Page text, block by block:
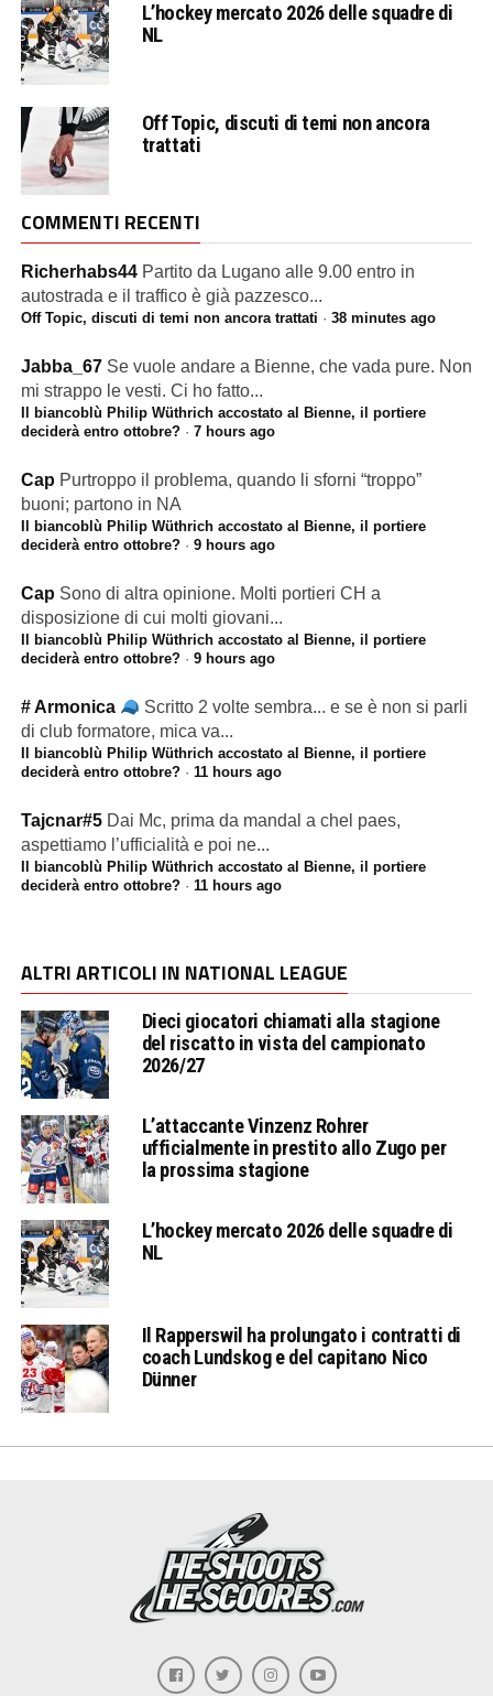
L’hockey mercato 2026 delle squadre di
NL
Off Topic, discuti di temi non ancora
trattati
COMMENTI RECENTI
Richerhabs44 Partito da Lugano alle 9.00 entro in
autostrada e il traffico è già pazzesco...
Off Topic, discuti di temi non ancora trattati · 38 minutes ago
Jabba_67 Se vuole andare a Bienne, che vada pure. Non
mi strappo le vesti. Ci ho fatto...
Il biancoblù Philip Wüthrich accostato al Bienne, il portiere
deciderà entro ottobre?· 7 hours ago
Cap Purtroppo il problema, quando li sforni “troppo”
buoni; partono in NA
Il biancoblù Philip Wüthrich accostato al Bienne, il portiere
deciderà entro ottobre?· 9 hours ago
Cap Sono di altra opinione. Molti portieri CH a
disposizione di cui molti giovani...
Il biancoblù Philip Wüthrich accostato al Bienne, il portiere
deciderà entro ottobre?· 9 hours ago
# Armonica
Scritto 2 volte sembra... e se è non si parli
di club formatore, mica va...
Il biancoblù Philip Wüthrich accostato al Bienne, il portiere
deciderà entro ottobre?· 11 hours ago
Tajcnar#5 Dai Mc, prima da mandal a chel paes,
aspettiamo l’ufficialità e poi ne...
Il biancoblù Philip Wüthrich accostato al Bienne, il portiere
deciderà entro ottobre?· 11 hours ago
ALTRI ARTICOLI IN NATIONAL LEAGUE
Dieci giocatori chiamati alla stagione
del riscatto in vista del campionato
2026/27
L’attaccante Vinzenz Rohrer
ufficialmente in prestito allo Zugo per
la prossima stagione
L’hockey mercato 2026 delle squadre di
NL
Il Rapperswil ha prolungato i contratti di
coach Lundskog e del capitano Nico
Dünner